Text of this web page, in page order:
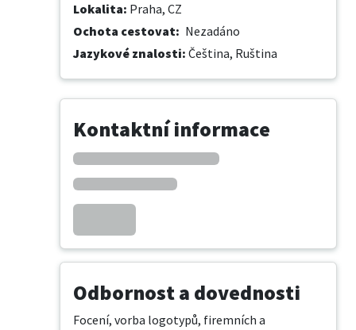
Lokalita: Praha, CZ
Ochota cestovat: Nezadáno
Jazykové znalosti: Čeština, Ruština
Kontaktní informace
Odbornost a dovednosti
Focení, vorba logotypů, firemních a